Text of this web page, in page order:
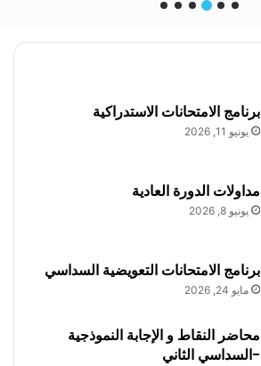
برنامج الامتحانات الاستدراكية
يونيو 11, 2026
مداولات الدورة العادية
يونيو 8, 2026
برنامج الامتحانات التعويضية السداسي
مايو 24, 2026
محاضر النقاط و الإجابة النموذجية
-السداسي الثاني